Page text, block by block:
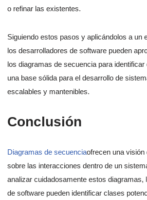
o refinar las existentes.
Siguiendo estos pasos y aplicándolos a un
los desarrolladores de software pueden
los diagramas de secuencia para
una base sólida para el desarrollo de
escalables y mantenibles.
Conclusión
Diagramas de secuenciaofrecen una visión
sobre las interacciones dentro de un
analizar cuidadosamente estos diagramas,
de software pueden identificar clases